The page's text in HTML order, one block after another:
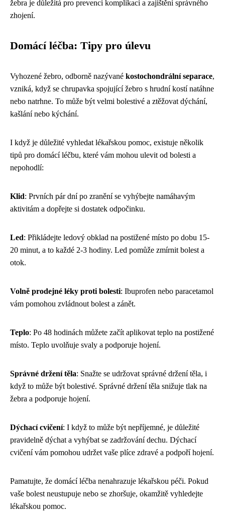
žebra je důležitá pro prevenci komplikací a zajištění správného
zhojení.
Domácí léčba: Tipy pro úlevu
Vyhozené žebro, odborně nazývané kostochondrální separace,
vzniká, když se chrupavka spojující žebro s hrudní kostí natáhne
nebo natrhne. To může být velmi bolestivé a ztěžovat dýchání,
kašlání nebo kýchání.
I když je důležité vyhledat lékařskou pomoc, existuje několik
tipů pro domácí léčbu, které vám mohou ulevit od bolesti a
nepohodlí:
Klid: Prvních pár dní po zranění se vyhýbejte namáhavým
aktivitám a dopřejte si dostatek odpočinku.
Led: Přikládejte ledový obklad na postižené místo po dobu 15-
20 minut, a to každé 2-3 hodiny. Led pomůže zmírnit bolest a
otok.
Volně prodejné léky proti bolesti: Ibuprofen nebo paracetamol
vám pomohou zvládnout bolest a zánět.
Teplo: Po 48 hodinách můžete začít aplikovat teplo na postižené
místo. Teplo uvolňuje svaly a podporuje hojení.
Správné držení těla: Snažte se udržovat správné držení těla, i
když to může být bolestivé. Správné držení těla snižuje tlak na
žebra a podporuje hojení.
Dýchací cvičení: I když to může být nepříjemné, je důležité
pravidelně dýchat a vyhýbat se zadržování dechu. Dýchací
cvičení vám pomohou udržet vaše plíce zdravé a podpoří hojení.
Pamatujte, že domácí léčba nenahrazuje lékařskou péči. Pokud
vaše bolest neustupuje nebo se zhoršuje, okamžitě vyhledejte
lékařskou pomoc.